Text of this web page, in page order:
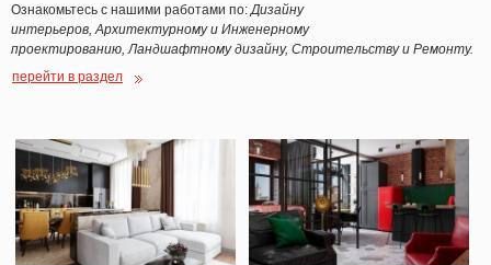
Ознакомьтесь c нашими работами по: Дизайну
интерьеров, Архитектурному и Инженерному
проектированию, Ландшафтному дизайну, Строительству и Ремонту.
перейти в раздел